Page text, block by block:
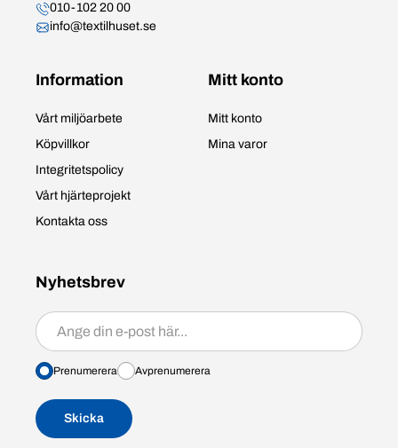
010-102 20 00
info@textilhuset.se
Information
Vårt miljöarbete
Köpvillkor
Integritetspolicy
Vårt hjärteprojekt
Kontakta oss
Mitt konto
Mitt konto
Mina varor
Nyhetsbrev
Prenumerera/avprenumerera
Prenumerera Avprenumerera
Skicka